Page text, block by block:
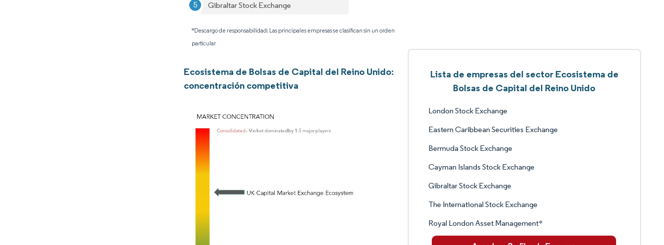
Gibraltar Stock Exchange
*Descargo de responsabilidad: Las principales empresas se clasifican sin un orden
particular
Ecosistema de Bolsas de Capital del Reino Unido:
concentración competitiva
Lista de empresas del sector Ecosistema de
Bolsas de Capital del Reino Unido
London Stock Exchange
Eastern Caribbean Securities Exchange
Bermuda Stock Exchange
Cayman Islands Stock Exchange
Gibraltar Stock Exchange
The International Stock Exchange
Royal London Asset Management*